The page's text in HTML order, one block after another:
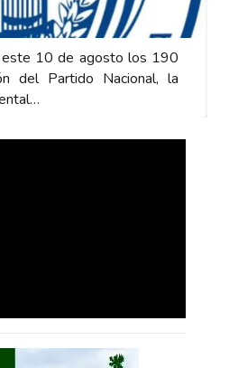
10 de agosto los 190
del Partido Nacional, la